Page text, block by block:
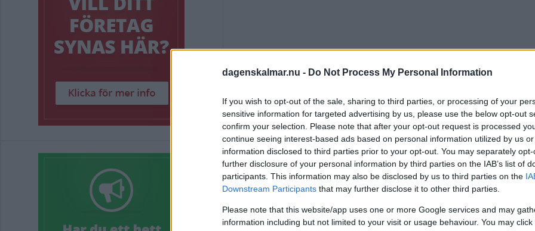
dagenskalmar.nu - Do Not Process My Personal Information
If you wish to opt-out of the sale, sharing to third parties, or processing of your
sensitive information for targeted advertising by us, please use the below opt-out
confirm your selection. Please note that after your opt-out request is processed
continue seeing interest-based ads based on personal information utilized by us
information disclosed to third parties prior to your opt-out. You may separately
further disclosure of your personal information by third parties on the IAB’s list of
participants. This information may also be disclosed by us to third parties on the
Downstream Participants that may further disclose it to other third parties.
Please note that this website/app uses one or more Google services and may
information including but not limited to your visit or usage behaviour. You may
HÄR ÄR FÖRETAGEN SOM
KÖRA LINJELAGD
NYHETER 14 oktober 2025 12.31
INGEN TÅGTRAFIK NÄSTA